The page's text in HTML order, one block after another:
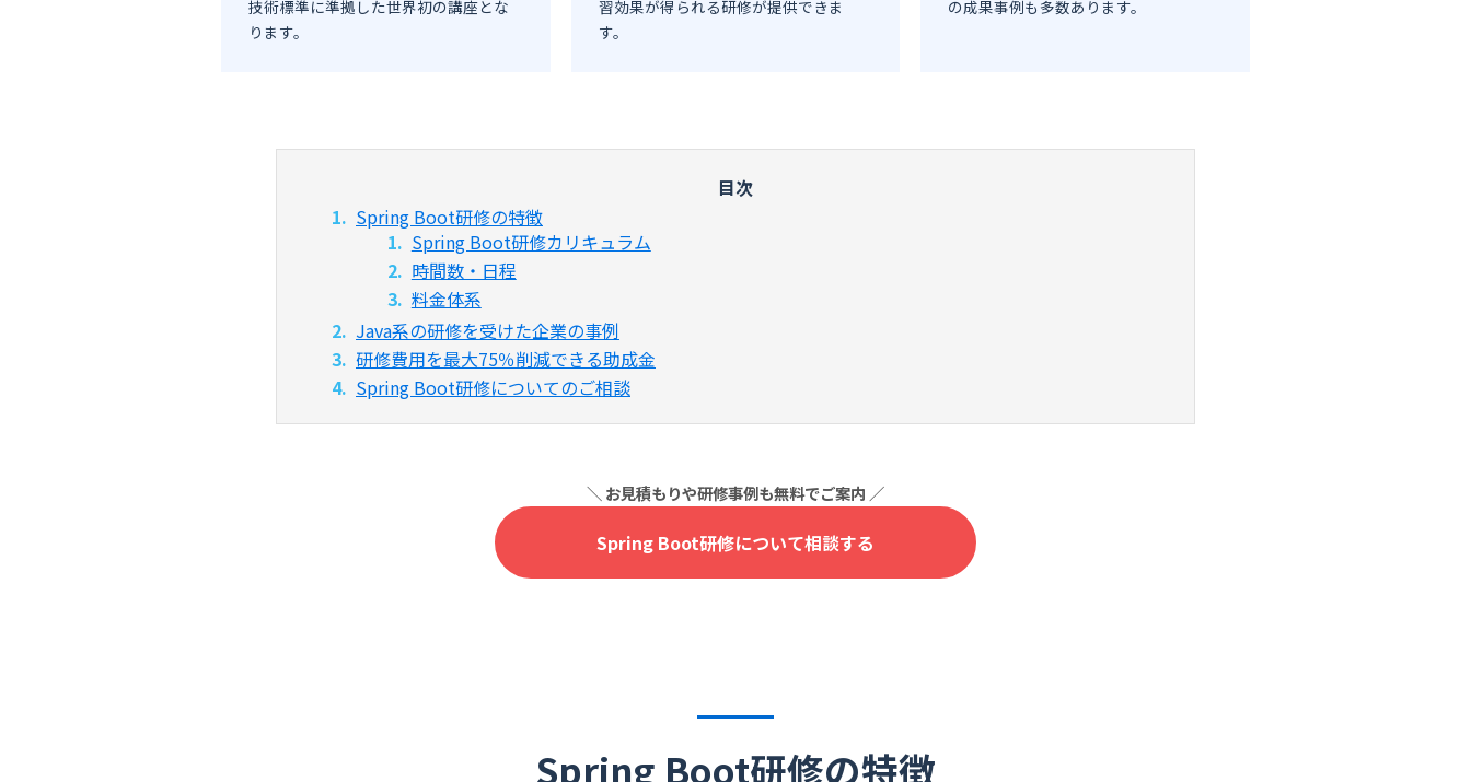
技術標準に準拠した世界初の講座とな
ります。
習効果が得られる研修が提供できま
す。
の成果事例も多数あります。
Spring Boot研修の特徴
Spring Boot研修カリキュラム
時間数・日程
料金体系
Java系の研修を受けた企業の事例
研修費用を最大75％削減できる助成金
Spring Boot研修についてのご相談
Spring Boot研修について相談する
Spring Boot研修の特徴